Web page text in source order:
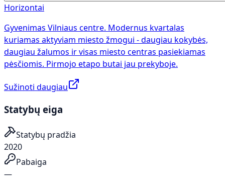
Horizontai
Gyvenimas Vilniaus centre. Modernus kvartalas
kuriamas aktyviam miesto žmogui - daugiau kokybės,
daugiau žalumos ir visas miesto centras pasiekiamas
pėsčiomis. Pirmojo etapo butai jau prekyboje.
Sužinoti daugiau
Statybų eiga
Statybų pradžia
2020
Pabaiga
—